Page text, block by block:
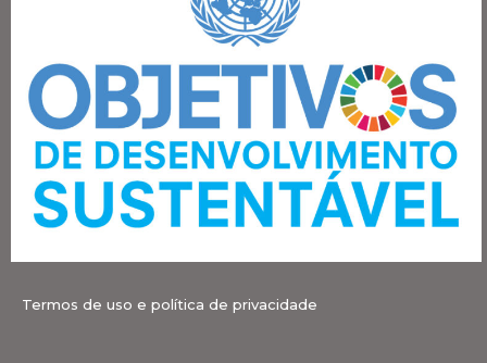
Termos de uso e política de privacidade